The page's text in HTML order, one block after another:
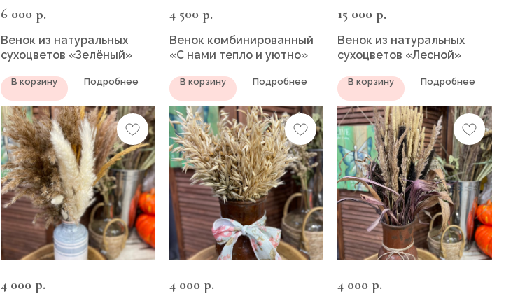
6 000 р.
Венок из натуральных
сухоцветов «Зелёный»
В корзину Подробнее
4 500 р.
Венок комбинированный
«С нами тепло и уютно»
В корзину Подробнее
15 000 р.
Венок из натуральных
сухоцветов «Лесной»
В корзину Подробнее
4 000 р. 4 000 р. 4 000 р.